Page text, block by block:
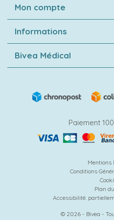
Mon compte
Informations
Bivea Médical
Paiement
Mentions
Conditions
Plan
Accessibilité:
© 2026 - Bivea -